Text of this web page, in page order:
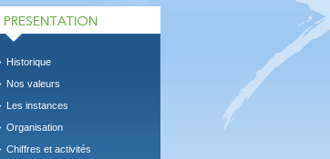
Historique
Nos valeurs
Les instances
Organisation
Chiffres et activités